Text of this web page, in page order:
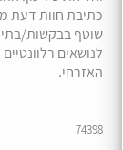
כתיבת חוות דעת
שוטף בבקשות/
לנושאים
האזרחי.
74398